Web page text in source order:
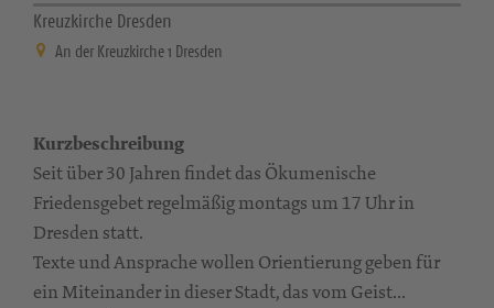
Kreuzkirche Dresden
An der Kreuzkirche 1 Dresden
Kurzbeschreibung
Seit über 30 Jahren findet das Ökumenische
Friedensgebet regelmäßig montags um 17 Uhr in
Dresden statt.
Texte und Ansprache wollen Orientierung geben für
ein Miteinander in dieser Stadt, das vom Geist...